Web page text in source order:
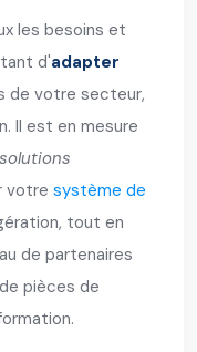
les besoins et
d'adapter
de votre secteur,
Il est en mesure
votre système de
tout en
de partenaires
pièces de